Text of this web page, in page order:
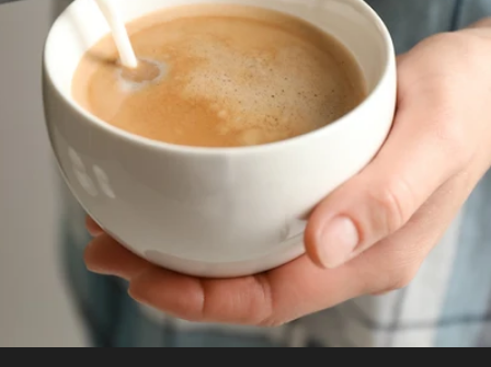
”Protein Powder“
”Overnight Oats“
”Vegan protein“
”Collagen“
”Micellar Casein“
PROTÉINES EN POUDRE Meilleure Vente
Protéine de Whey en Poudre
Peptides de collagène
Whey au chocolat issu de vaches
nourries à l'herbe
Whey de lait de vache nourrie à l'herbe à
la vanille
Whey de vache nourrie à l'herbe
Shop All Protéines En Poudre